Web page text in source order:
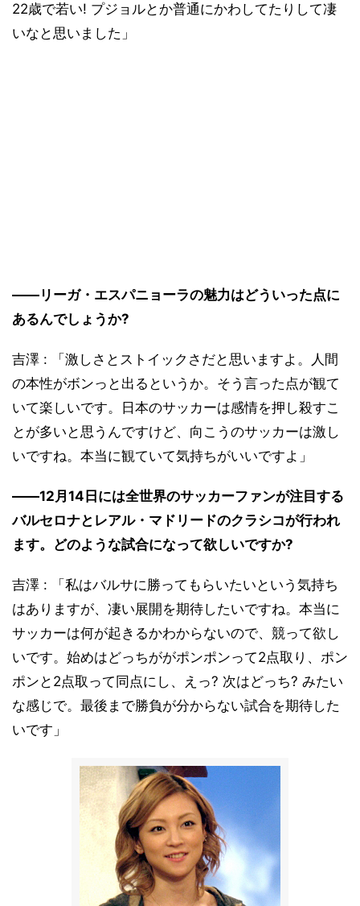
22歳で若い! プジョルとか普通にかわしてたりして凄
いなと思いました」
――リーガ・エスパニョーラの魅力はどういった点に
あるんでしょうか?
吉澤 : 「激しさとストイックさだと思いますよ。人間
の本性がボンっと出るというか。そう言った点が観て
いて楽しいです。日本のサッカーは感情を押し殺すこ
とが多いと思うんですけど、向こうのサッカーは激し
いですね。本当に観ていて気持ちがいいですよ」
――12月14日には全世界のサッカーファンが注目する
バルセロナとレアル・マドリードのクラシコが行われ
ます。どのような試合になって欲しいですか?
吉澤 : 「私はバルサに勝ってもらいたいという気持ち
はありますが、凄い展開を期待したいですね。本当に
サッカーは何が起きるかわからないので、競って欲し
いです。始めはどっちががポンポンって2点取り、ポン
ポンと2点取って同点にし、えっ? 次はどっち? みたい
な感じで。最後まで勝負が分からない試合を期待した
いです」